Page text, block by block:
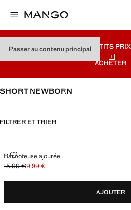
Passer au contenu principalPETITS PRIX
ACHETER
SHORT NEWBORN
FILTRER ET TRIER
Barboteuse ajourée
BARBOTEUSE AJOURÉE
Prix initial barré [15,99 € ]
15,99 €
Prix actuel [9,99 € ]
9,99 €
AJOUTER